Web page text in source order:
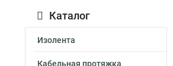
Каталог
Изолента
Кабельная протяжка